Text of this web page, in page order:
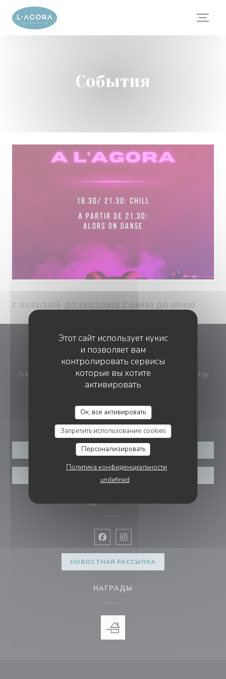
Панель управления cookies
Этот сайт использует кукис
и позволяет вам
контролировать сервисы
которые вы хотите
активировать
Ок, все активировать
Запретить использование cookies
Персонализировать
Политика конфиденциальности
undefined
События
С 03/01/2026 ДО 31/12/2026 С 19H30 ДО 00H00
L'Agora
Aren Park - 17 avenue de la plaine des sports 95800 Cergy
01 30 20 07 88
БРОНИРОВАНИЕ
ЗАБРОНИРОВАТЬ СТОЛИК
ВАУЧЕРЫ
ПРИСОЕДИНЯЙТЕСЬ К НАМ
Facebook ((открывается в новом
Instagram ((открывается в
НОВОСТНАЯ РАССЫЛКА
НАГРАДЫ